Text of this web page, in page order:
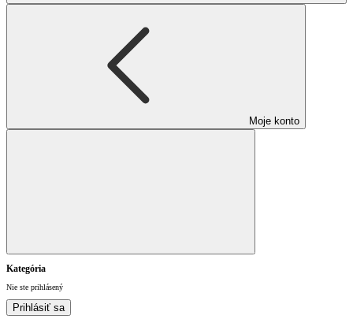
Moje konto
Kategória
Nie ste prihlásený
Prihlásiť sa